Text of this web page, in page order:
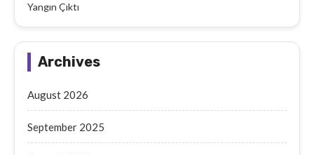
Yangın Çıktı
Archives
August 2026
September 2025